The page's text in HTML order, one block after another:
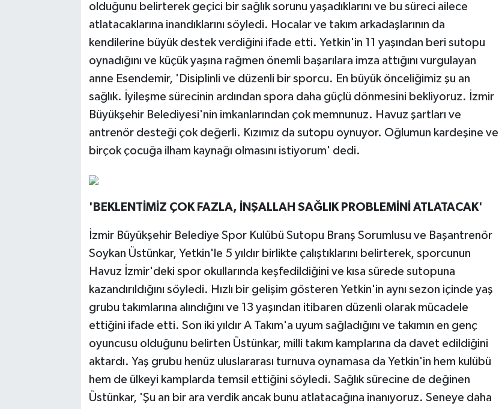
olduğunu belirterek geçici bir sağlık sorunu yaşadıklarını ve bu süreci ailece
atlatacaklarına inandıklarını söyledi. Hocalar ve takım arkadaşlarının da
kendilerine büyük destek verdiğini ifade etti. Yetkin'in 11 yaşından beri sutopu
oynadığını ve küçük yaşına rağmen önemli başarılara imza attığını vurgulayan
anne Esendemir, 'Disiplinli ve düzenli bir sporcu. En büyük önceliğimiz şu an
sağlık. İyileşme sürecinin ardından spora daha güçlü dönmesini bekliyoruz. İzmir
Büyükşehir Belediyesi'nin imkanlarından çok memnunuz. Havuz şartları ve
antrenör desteği çok değerli. Kızımız da sutopu oynuyor. Oğlumun kardeşine ve
birçok çocuğa ilham kaynağı olmasını istiyorum' dedi.
'BEKLENTİMİZ ÇOK FAZLA, İNŞALLAH SAĞLIK PROBLEMİNİ ATLATACAK'
İzmir Büyükşehir Belediye Spor Kulübü Sutopu Branş Sorumlusu ve Başantrenör
Soykan Üstünkar, Yetkin'le 5 yıldır birlikte çalıştıklarını belirterek, sporcunun
Havuz İzmir'deki spor okullarında keşfedildiğini ve kısa sürede sutopuna
kazandırıldığını söyledi. Hızlı bir gelişim gösteren Yetkin'in aynı sezon içinde yaş
grubu takımlarına alındığını ve 13 yaşından itibaren düzenli olarak mücadele
ettiğini ifade etti. Son iki yıldır A Takım'a uyum sağladığını ve takımın en genç
oyuncusu olduğunu belirten Üstünkar, milli takım kamplarına da davet edildiğini
aktardı. Yaş grubu henüz uluslararası turnuva oynamasa da Yetkin'in hem kulübü
hem de ülkeyi kamplarda temsil ettiğini söyledi. Sağlık sürecine de değinen
Üstünkar, 'Şu an bir ara verdik ancak bunu atlatacağına inanıyoruz. Seneye daha